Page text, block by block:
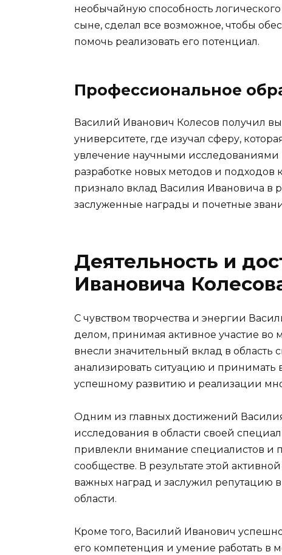
необычайную способность
сыне, сделал все возможное, чтобы
помочь реализовать его потенциал.
Профессиональное
Василий Иванович Колесов получил
университете, где изучал сферу,
увлечение научными исследованиями
разработке новых методов и
признало вклад Василия Ивановича в
заслуженные награды и почетные
Деятельность и
Ивановича
С чувством творчества и энергии
делом, принимая активное участие во
внесли значительный вклад в область
анализировать ситуацию и
успешному развитию и реализации
Одним из главных достижений
исследования в области своей
привлекли внимание специалистов и
сообществе. В результате этой
важных наград и заслужил репутацию
области.
Кроме того, Василий Иванович
его компетенция и умение работать